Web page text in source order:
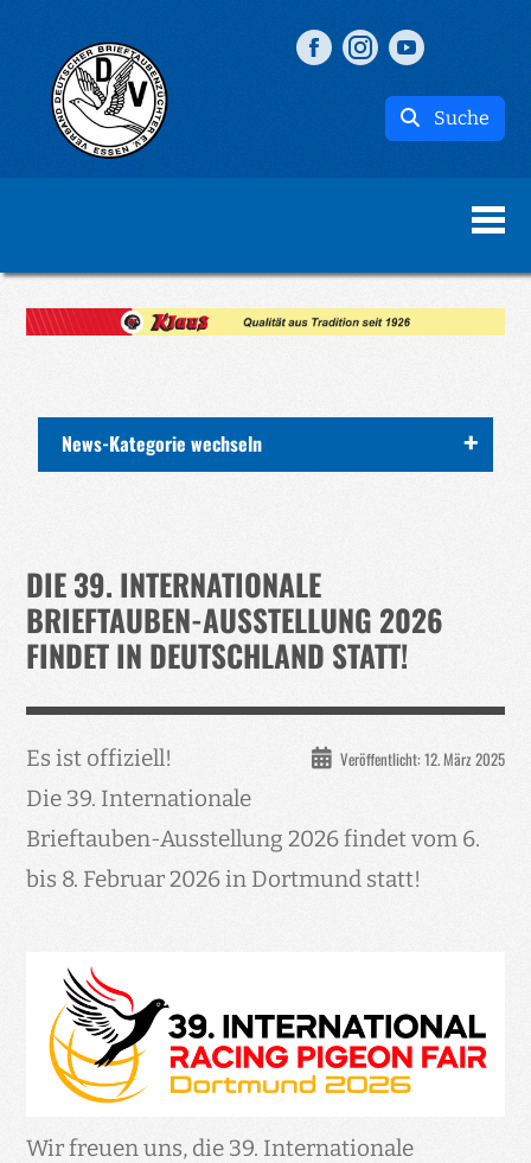
Suche
News-Kategorie wechseln
Events
Taubenklinik
Tierschutz
Medien
Jugendliche
DIE 39. INTERNATIONALE
BRIEFTAUBEN-AUSSTELLUNG 2026
FINDET IN DEUTSCHLAND STATT!
Veröffentlicht: 12. März 2025
Es ist offiziell!
Die 39. Internationale
Brieftauben-Ausstellung 2026 findet vom 6.
bis 8. Februar 2026 in Dortmund statt!
Wir freuen uns, die 39. Internationale